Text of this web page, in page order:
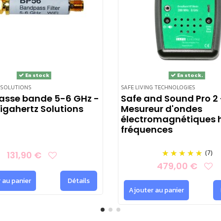
d'un lieu , avec une mesure sauvegardée par
(champ électrique lors d'une mesure longue durée
et du HF59B, connecté au NFA1000, pour les
En stock
bande 5-6 GHz -
Solutions
131,90 €
panier Détails
SAFE LIVING TECHNOLOGIES
En stock.
Safe and Sound Pro 2
Mesureur d'ondes
électromagnétiques
fréquences
(7)
479,00 €
Ajouter au panier